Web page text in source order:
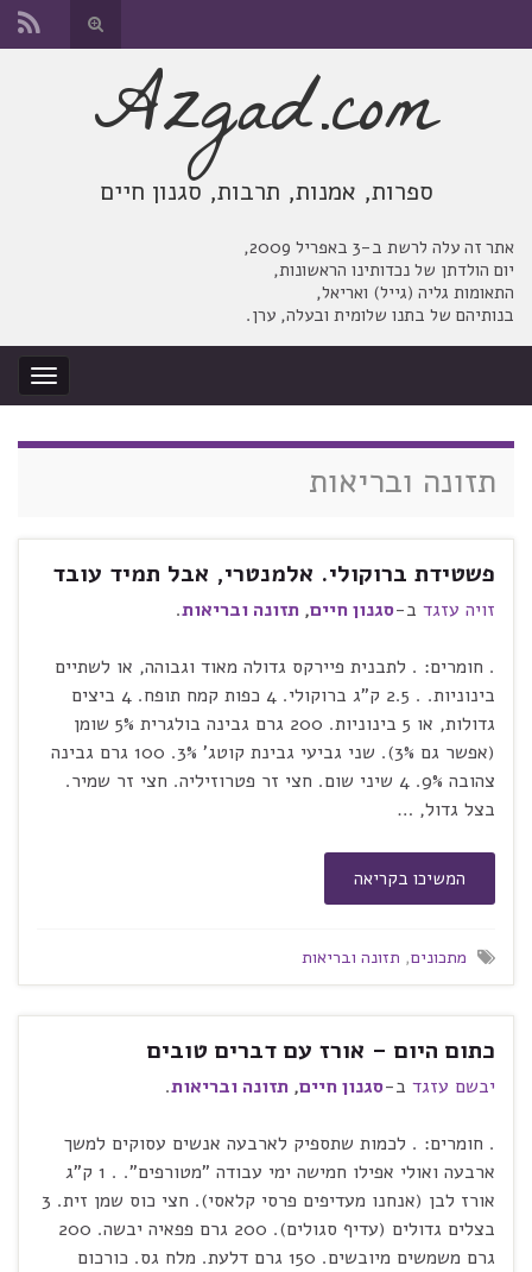
החלף
טופס
אתר זה עלה לרשת ב-3 באפריל 2009,
יום הולדתן של נכדותינו הראשונות,
התאומות גליה (גייל) ואריאל,
בנותיהם של בתנו שלומית ובעלה, ערן.
החלף
ניווט
Azgad.com
ספרות, אמנות, תרבות, סגנון חיים
תזונה ובריאות
פשטידת ברוקולי. אלמנטרי, אבל תמיד עובד
זויה עזגד ב-סגנון חיים, תזונה ובריאות.
. חומרים: . לתבנית פיירקס גדולה מאוד וגבוהה, או לשתיים
בינוניות. . 2.5 ק"ג ברוקולי. 4 כפות קמח תופח. 4 ביצים
גדולות, או 5 בינוניות. 200 גרם גבינה בולגרית 5% שומן
(אפשר גם 3%). שני גביעי גבינת קוטג' 3%. 100 גרם גבינה
צהובה 9%. 4 שיני שום. חצי זר פטרוזיליה. חצי זר שמיר.
בצל גדול, …
המשיכו בקריאה
מתכונים, תזונה ובריאות
כתום היום – אורז עם דברים טובים
יבשם עזגד ב-סגנון חיים, תזונה ובריאות.
. חומרים: . לכמות שתספיק לארבעה אנשים עסוקים למשך
ארבעה ואולי אפילו חמישה ימי עבודה "מטורפים". . 1 ק"ג
אורז לבן (אנחנו מעדיפים פרסי קלאסי). חצי כוס שמן זית. 3
בצלים גדולים (עדיף סגולים). 200 גרם פפאיה יבשה. 200
גרם משמשים מיובשים. 150 גרם דלעת. מלח גס. כורכום